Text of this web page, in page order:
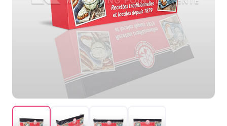
Balisage rayon
Promotion & organisation
Décor îlot, palette & sol
Support imprimés & documents